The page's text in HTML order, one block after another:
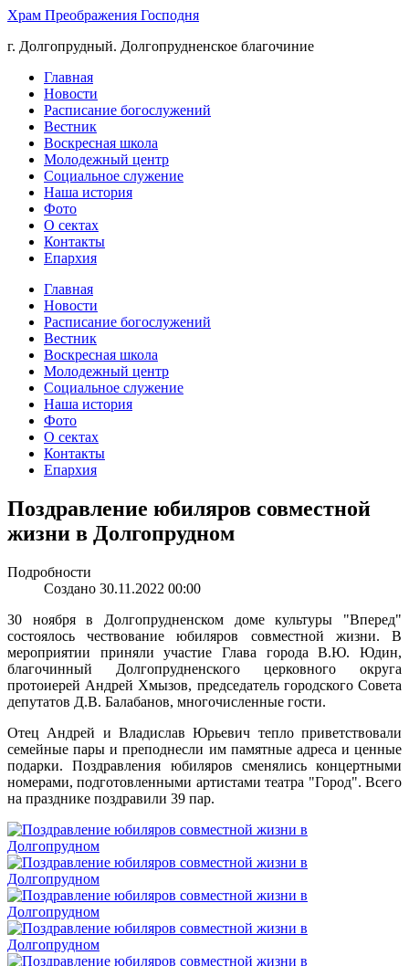
Храм Преображения Господня
г. Долгопрудный. Долгопрудненское благочиние
Главная
Новости
Расписание богослужений
Вестник
Воскресная школа
Молодежный центр
Социальное служение
Наша история
Фото
О сектах
Контакты
Епархия
Главная
Новости
Расписание богослужений
Вестник
Воскресная школа
Молодежный центр
Социальное служение
Наша история
Фото
О сектах
Контакты
Епархия
Поздравление юбиляров совместной
жизни в Долгопрудном
Подробности
Создано 30.11.2022 00:00
30 ноября в Долгопрудненском доме культуры "Вперед"
состоялось чествование юбиляров совместной жизни. В
мероприятии приняли участие Глава города В.Ю. Юдин,
благочинный Долгопрудненского церковного округа
протоиерей Андрей Хмызов, председатель городского Совета
депутатов Д.В. Балабанов, многочисленные гости.
Отец Андрей и Владислав Юрьевич тепло приветствовали
семейные пары и преподнесли им памятные адреса и ценные
подарки. Поздравления юбиляров сменялись концертными
номерами, подготовленными артистами театра "Город". Всего
на празднике поздравили 39 пар.